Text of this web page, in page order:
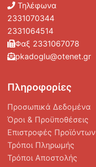
Τηλέφωνα
2331070344
2331064514
Φαξ 2331067078
pkadoglu@otenet.gr
Πληροφορίες
Προσωπικά Δεδομένα
Όροι & Προϋποθέσεις
Επιστροφές Προϊόντων
Τρόποι Πληρωμής
Τρόποι Αποστολής